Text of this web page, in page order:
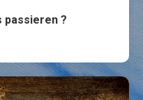
passieren ?